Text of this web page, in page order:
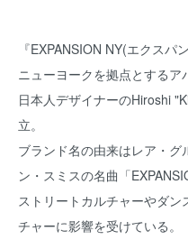
『EXPANSION NY(エクス
ニューヨークを拠点とするア
日本人デザイナーのHiroshi
立。
ブランド名の由来はレア・グ
ン・スミスの名曲「
ストリートカルチャーやダ
チャーに影響を受けている。